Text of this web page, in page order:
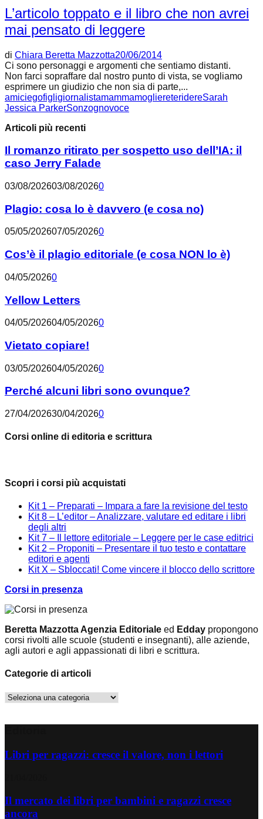
L’articolo toppato e il libro che non avrei
mai pensato di leggere
di Chiara Beretta Mazzotta20/06/2014
Ci sono personaggi e argomenti che sentiamo distanti.
Non farci sopraffare dal nostro punto di vista, se vogliamo
esprimere un giudizio che non sia di parte,...
amiciegofigligiornalistamammamogliereteridereSarah
Jessica ParkerSonzognovoce
Articoli più recenti
Il romanzo ritirato per sospetto uso dell’IA: il
caso Jerry Falade
03/08/202603/08/20260
Plagio: cosa lo è davvero (e cosa no)
05/05/202607/05/20260
Cos’è il plagio editoriale (e cosa NON lo è)
04/05/20260
Yellow Letters
04/05/202604/05/20260
Vietato copiare!
03/05/202604/05/20260
Perché alcuni libri sono ovunque?
27/04/202630/04/20260
Corsi online di editoria e scrittura
Scopri i corsi più acquistati
Kit 1 – Preparati – Impara a fare la revisione del testo
Kit 8 – L’editor – Analizzare, valutare ed editare i libri
degli altri
Kit 7 – Il lettore editoriale – Leggere per le case editrici
Kit 2 – Proponiti – Presentare il tuo testo e contattare
editori e agenti
Kit X – Sbloccati! Come vincere il blocco dello scrittore
Corsi in presenza
Beretta Mazzotta Agenzia Editoriale ed Edday propongono
corsi rivolti alle scuole (studenti e insegnanti), alle aziende,
agli autori e agli appassionati di libri e scrittura.
Categorie di articoli
Categorie
Libri per ragazzi: cresce il valore, non i lettori
Il mercato dei libri per bambini e ragazzi cresce
ancora